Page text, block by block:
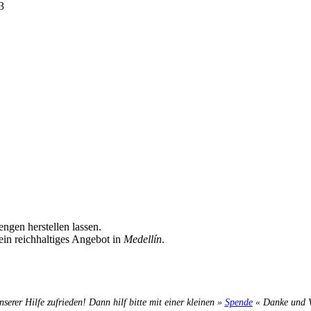
herstellen lassen.
reichhaltiges Angebot in Medellín.
Hilfe zufrieden! Dann hilf bitte mit einer kleinen » Spende« Danke und